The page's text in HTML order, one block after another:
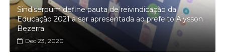
Sindiserpum define pauta de reivindicação da
Educação 2021 a ser apresentada ao prefeito Alysson
Bezerra
Dec 23, 2020